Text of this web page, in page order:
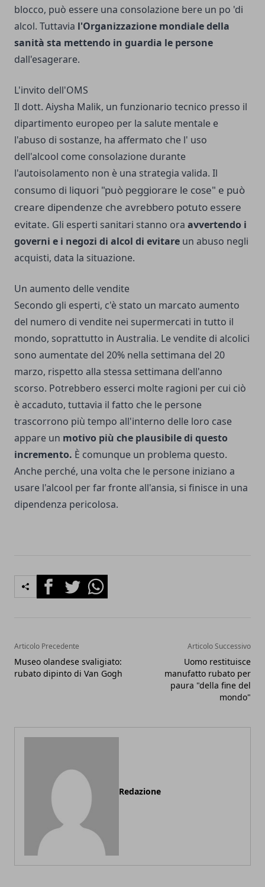
blocco, può essere una consolazione bere un po 'di
alcol. Tuttavia l'Organizzazione mondiale della
sanità sta mettendo in guardia le persone
dall'esagerare.
L'invito dell'OMS
Il dott. Aiysha Malik, un funzionario tecnico presso il
dipartimento europeo per la salute mentale e
l'abuso di sostanze, ha affermato che l' uso
dell'alcool come consolazione durante
l'autoisolamento non è una strategia valida. Il
consumo di liquori "può peggiorare le cose" e può
creare dipendenze che avrebbero potuto essere
evitate. Gli esperti sanitari stanno ora avvertendo i
governi e i negozi di alcol di evitare un abuso negli
acquisti, data la situazione.
Un aumento delle vendite
Secondo gli esperti, c'è stato un marcato aumento
del numero di vendite nei supermercati in tutto il
mondo, soprattutto in Australia. Le vendite di alcolici
sono aumentate del 20% nella settimana del 20
marzo, rispetto alla stessa settimana dell'anno
scorso. Potrebbero esserci molte ragioni per cui ciò
è accaduto, tuttavia il fatto che le persone
trascorrono più tempo all'interno delle loro case
appare un motivo più che plausibile di questo
incremento. È comunque un problema questo.
Anche perché, una volta che le persone iniziano a
usare l'alcool per far fronte all'ansia, si finisce in una
dipendenza pericolosa.
FacebookTwitterWhatsapp
Articolo Precedente
Museo olandese svaligiato:
rubato dipinto di Van Gogh
Articolo Successivo
Uomo restituisce
manufatto rubato per
paura "della fine del
mondo"
Redazione